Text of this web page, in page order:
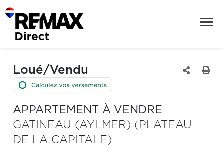
Loué/Vendu
APPARTEMENT À VENDRE
GATINEAU (AYLMER) (PLATEAU
DE LA CAPITALE)